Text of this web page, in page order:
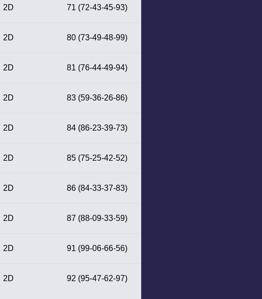
2D 71 (72-43-45-93)
2D 80 (73-49-48-99)
2D 81 (76-44-49-94)
2D 83 (59-36-26-86)
2D 84 (86-23-39-73)
2D 85 (75-25-42-52)
2D 86 (84-33-37-83)
2D 87 (88-09-33-59)
2D 91 (99-06-66-56)
2D 92 (95-47-62-97)